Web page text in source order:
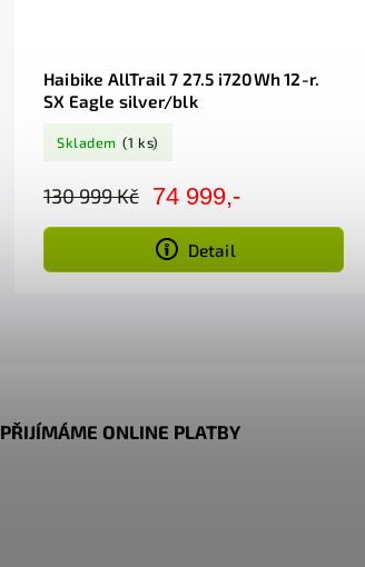
Haibike AllTrail 7 27.5 i720Wh 12-r.
SX Eagle silver/blk
Skladem (1 ks)
130 999 Kč 74 999,-
Detail
PŘIJÍMÁME ONLINE PLATBY